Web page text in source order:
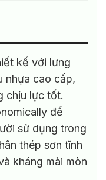
kế với lưng
nhựa cao cấp,
chịu lực tốt.
để
sử dụng trong
thép sơn tĩnh
kháng mài mòn